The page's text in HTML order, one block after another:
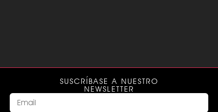
SUSCRÍBASE A NUESTRO
NEWSLETTER